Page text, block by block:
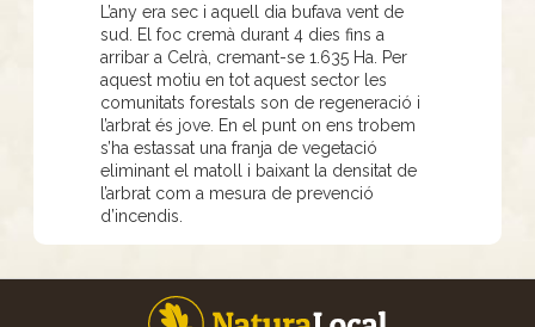
L’any era sec i aquell dia bufava vent de
sud. El foc cremà durant 4 dies fins a
arribar a Celrà, cremant-se 1.635 Ha. Per
aquest motiu en tot aquest sector les
comunitats forestals son de regeneració i
l’arbrat és jove. En el punt on ens trobem
s’ha estassat una franja de vegetació
eliminant el matoll i baixant la densitat de
l’arbrat com a mesura de prevenció
d’incendis.